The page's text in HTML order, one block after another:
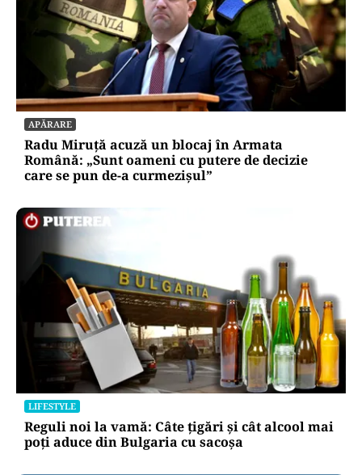
APĂRARE
Radu Miruță acuză un blocaj în Armata
Română: „Sunt oameni cu putere de decizie
care se pun de-a curmezișul”
LIFESTYLE
Reguli noi la vamă: Câte țigări și cât alcool mai
poți aduce din Bulgaria cu sacoșa